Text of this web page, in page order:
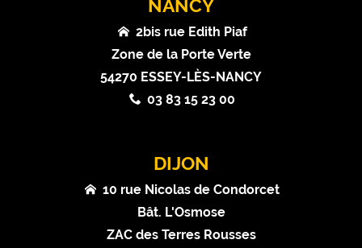
NANCY
2bis rue Edith Piaf
Zone de la Porte Verte
54270 ESSEY-LÈS-NANCY
03 83 15 23 00
DIJON
10 rue Nicolas de Condorcet
Bât. L'Osmose
ZAC des Terres Rousses